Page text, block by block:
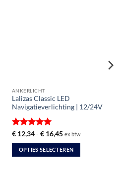
ANKERLICHT
Lalizas Classic LED
Navigatieverlichting | 12/24V
Gewaardeerd
5uit 5
€12,34 - €16,45Prijsklasse:
tot
€ 16,45
ex btw
OPTIES SELECTEREN